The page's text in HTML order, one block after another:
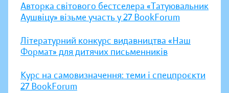
Авторка світового бестселера «Татуювальник
Аушвіцу» візьме участь у 27 BookForum
Літературний конкурс видавництва «Наш
Формат» для дитячих письменників
Курс на самовизначення: теми і спецпроєкти
27 BookForum